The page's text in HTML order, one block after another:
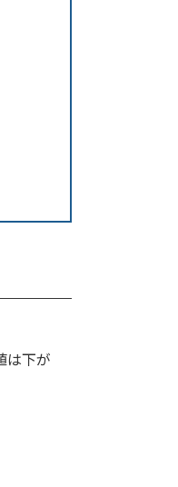
は下が